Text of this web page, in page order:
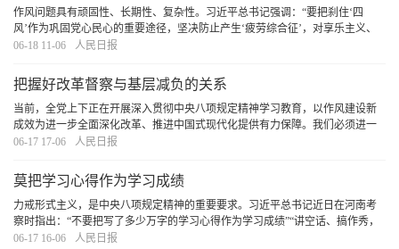
作风问题具有顽固性、长期性、复杂性。习近平总书记强调：“要把刹住‘四
风’作为巩固党心民心的重要途径，坚决防止产生‘疲劳综合征’，对享乐主义、
奢靡之风等歪风陋习要露头就打，对‘四风’隐形变异新动向要时刻防范，决不允
06-18 11-06 人民日报
把握好改革督察与基层减负的关系
当前，全党上下正在开展深入贯彻中央八项规定精神学习教育，以作风建设新
成效为进一步全面深化改革、推进中国式现代化提供有力保障。我们必须进一
步增强政治责任感和历史使命感，把握好改革督察与基层减负的关系，统筹兼
06-17 17-06 人民日报
莫把学习心得作为学习成绩
力戒形式主义，是中央八项规定精神的重要要求。习近平总书记近日在河南考
察时指出：“不要把写了多少万字的学习心得作为学习成绩”“讲空话、搞作秀，
毫无用处”。深入贯彻中央八项规定精神学习教育中存在的形式主义，本身就与
06-17 16-06 人民日报